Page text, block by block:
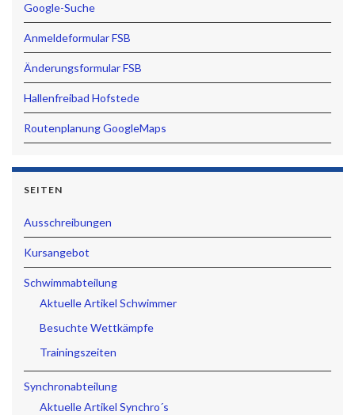
Google-Suche
Anmeldeformular FSB
Änderungsformular FSB
Hallenfreibad Hofstede
Routenplanung GoogleMaps
SEITEN
Ausschreibungen
Kursangebot
Schwimmabteilung
Aktuelle Artikel Schwimmer
Besuchte Wettkämpfe
Trainingszeiten
Synchronabteilung
Aktuelle Artikel Synchro´s